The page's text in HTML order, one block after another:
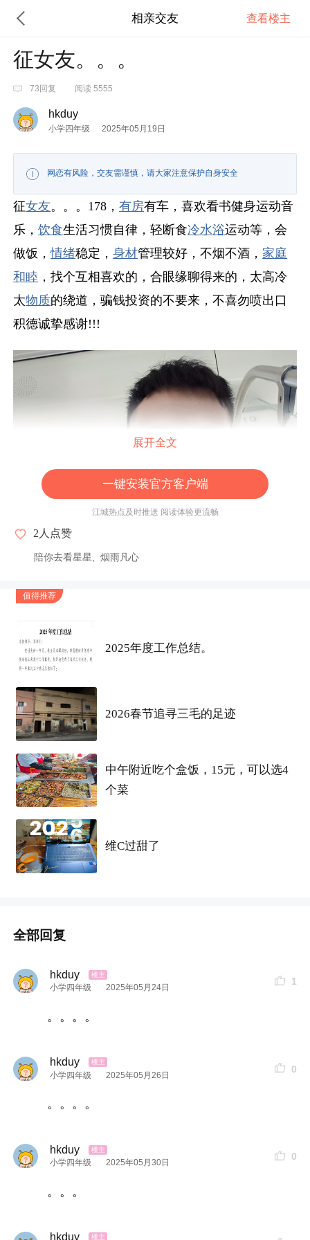
相亲交友 查看楼主
征女友。。。
73回复 阅读 5555
hkduy
小学四年级 2025年05月19日
网恋有风险，交友需谨慎，请大家注意保护自身安全
征女友。。。178，有房有车，喜欢看书健身运动音
乐，饮食生活习惯自律，轻断食冷水浴运动等，会
做饭，情绪稳定，身材管理较好，不烟不酒， 家庭
和睦 ，找个互相喜欢的，合眼缘聊得来的，太高冷
太物质的绕道，骗钱投资的不要来，不喜勿喷出口
积德诚挚感谢!!!
标签
展开全文
一键安装官方客户端
江城热点及时推送 阅读体验更流畅
2 人点赞
陪你去看星星 烟雨凡心
值得推荐
2025年度工作总结。
2026春节追寻三毛的足迹
中午附近吃个盒饭，15元，可以选4
个菜
维C过甜了
全部回复
hkduy
小学四年级 2025年05月24日
1
。。。。
hkduy
小学四年级 2025年05月26日
0
。。。。
hkduy
小学四年级 2025年05月30日
0
。。。
hkduy